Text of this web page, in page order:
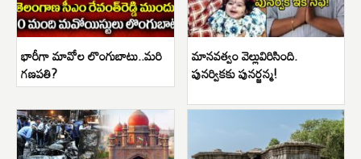
భారీగా మావోల లొంగుబాటు..మరి
గణపతి?
మానవత్వం వెల్లువిరిసింది.
పునర్వికకు పునర్జన్మ!